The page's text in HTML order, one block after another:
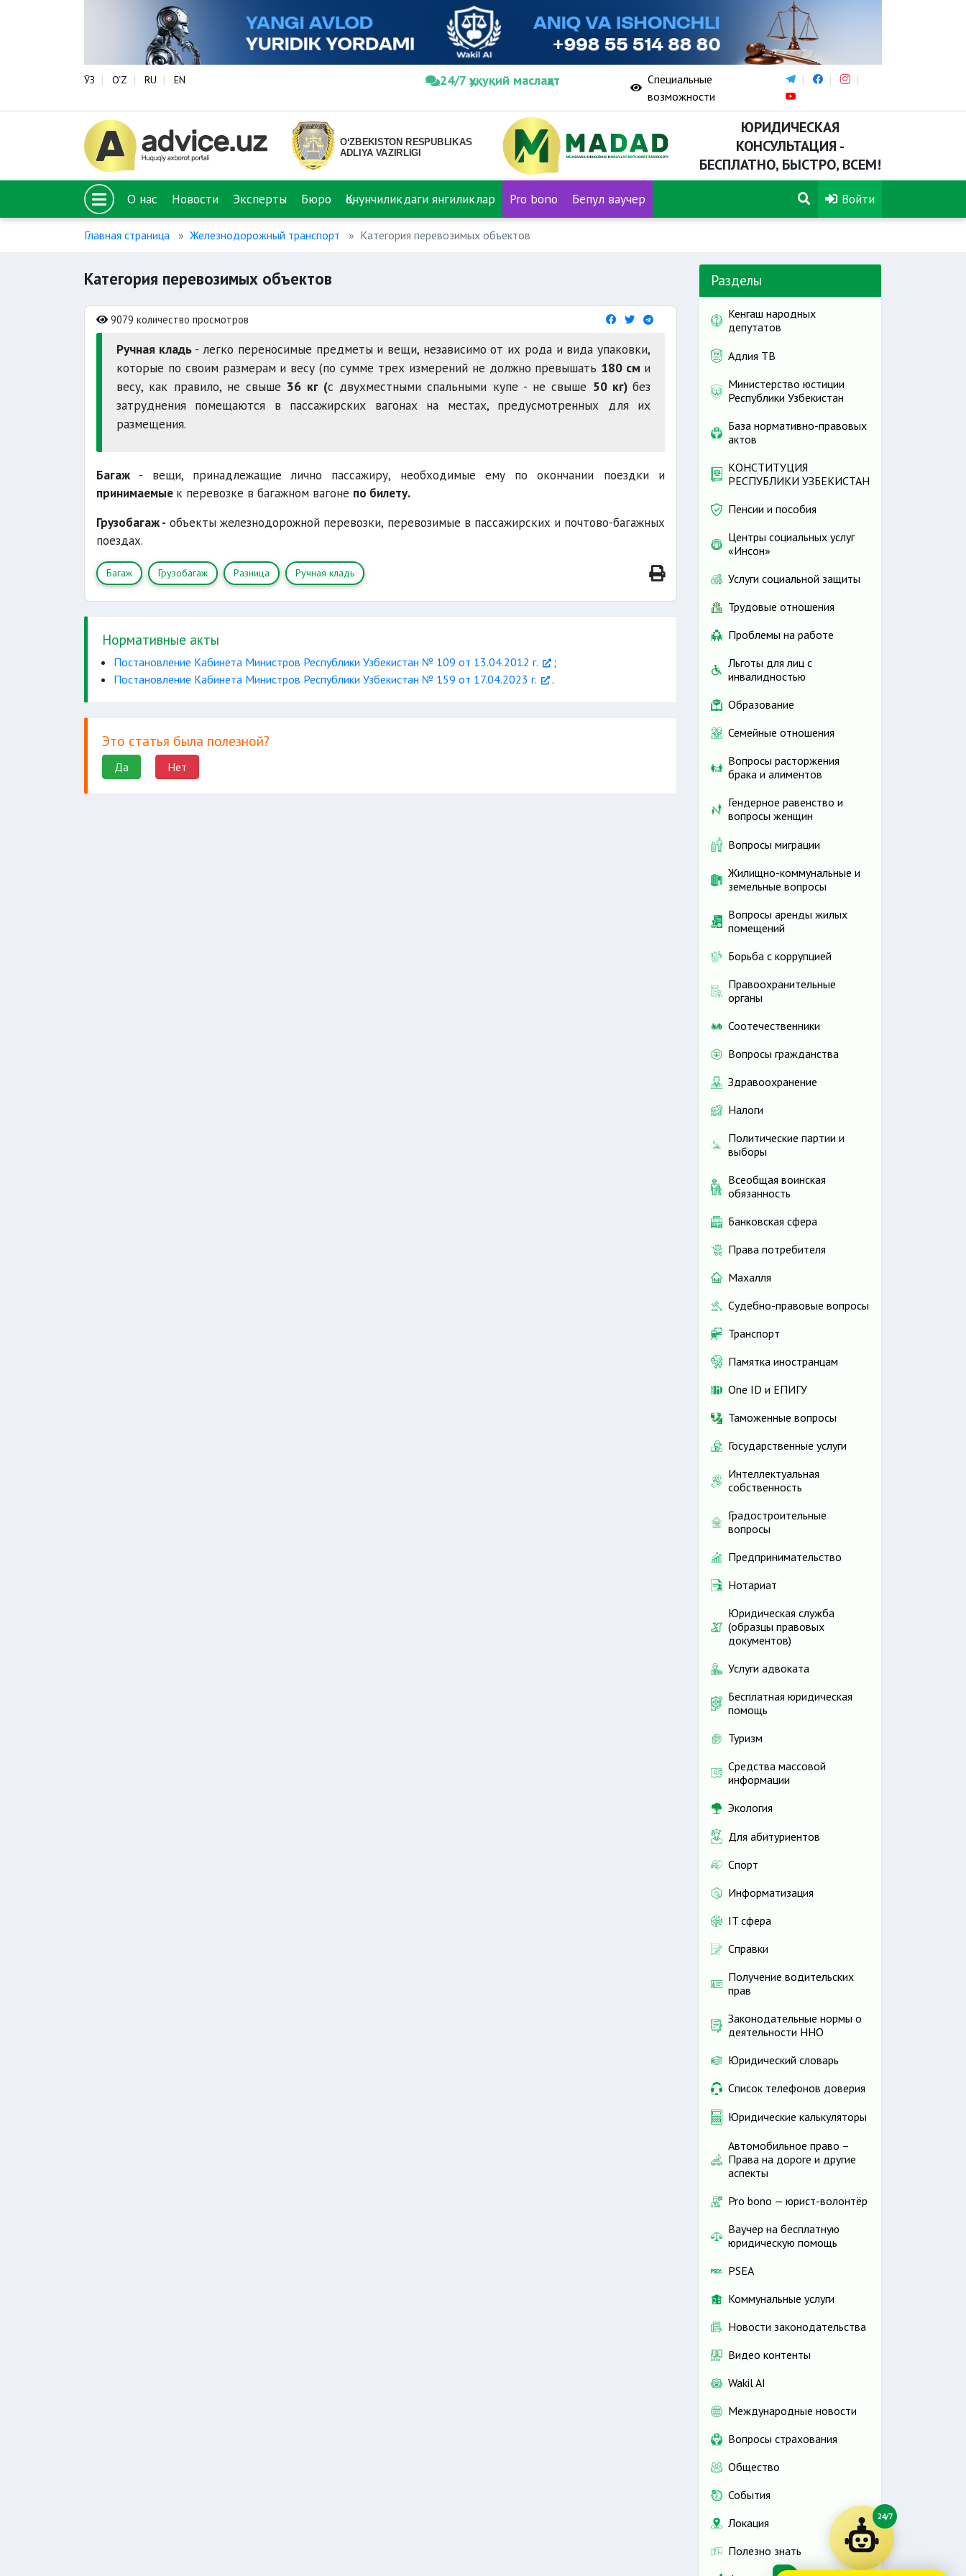
ЎЗ O‘Z RU EN 24/7 ҳуқуқий маслаҳат
Специальные
возможности
ЮРИДИЧЕСКАЯ
КОНСУЛЬТАЦИЯ -
БЕСПЛАТНО, БЫСТРО, ВСЕМ!
О нас Новости Эксперты Бюро Қонунчиликдаги янгиликлар Pro bono Бепул ваучер Войти
Главная страница Железнодорожный транспорт Категория перевозимых объектов
Категория перевозимых объектов
9079 количество просмотров
Ручная кладь- легко переносимые предметы и вещи, независимо от их рода и вида упаковки,
которые по своим размерам и весу (по сумме трех измерений не должно превышать 180 см и
весу, как правило, не свыше 36 кг (с двухместными спальными купе - не свыше 50 кг) без
затруднения помещаются в пассажирских вагонах на местах, предусмотренных для их
размещения.
Багаж - вещи, принадлежащие лично пассажиру, необходимые ему по окончании поездки и
принимаемые к перевозке в багажном вагоне по билету.
Грузобагаж - объекты железнодорожной перевозки, перевозимые в пассажирских и почтово-багажных
поездах.
Багаж Грузобагаж Разница Ручная кладь
Нормативные акты
Постановление Кабинета Министров Республики Узбекистан № 109 от 13.04.2012 г.
;
Постановление Кабинета Министров Республики Узбекистан № 159 от 17.04.2023 г.
.
Это статья была полезной?
Да Нет
Разделы
Кенгаш народных
депутатов
Адлия ТВ
Министерство юстиции
Республики Узбекистан
База нормативно-правовых
актов
КОНСТИТУЦИЯ
РЕСПУБЛИКИ УЗБЕКИСТАН
Пенсии и пособия
Центры социальных услуг
«Инсон»
Услуги социальной защиты
Трудовые отношения
Проблемы на работе
Льготы для лиц с
инвалидностью
Образование
Семейные отношения
Вопросы расторжения
брака и алиментов
Гендерное равенство и
вопросы женщин
Вопросы миграции
Жилищно-коммунальные и
земельные вопросы
Вопросы аренды жилых
помещений
Борьба с коррупцией
Правоохранительные
органы
Соотечественники
Вопросы гражданства
Здравоохранение
Налоги
Политические партии и
выборы
Всеобщая воинская
обязанность
Банковская сфера
Права потребителя
Махалля
Судебно-правовые вопросы
Транспорт
Памятка иностранцам
One ID и ЕПИГУ
Таможенные вопросы
Государственные услуги
Интеллектуальная
собственность
Градостроительные
вопросы
Предпринимательство
Нотариат
Юридическая служба
(образцы правовых
документов)
Услуги адвоката
Бесплатная юридическая
помощь
Туризм
Средства массовой
информации
Экология
Для абитуриентов
Спорт
Информатизация
IT сфера
Справки
Получение водительских
прав
Законодательные нормы о
деятельности ННО
Юридический словарь
Список телефонов доверия
Юридические калькуляторы
Автомобильное право –
Права на дороге и другие
аспекты
Pro bono — юрист-волонтёр
Ваучер на бесплатную
юридическую помощь
PSEA
Коммунальные услуги
Новости законодательства
Видео контенты
Wakil AI
Международные новости
Вопросы страхования
Общество
События
Локация
Полезно знать
24/7